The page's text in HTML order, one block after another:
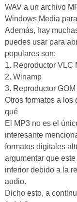
WAV a un archivo
Windows Media
Además, hay
puedes usar para
populares son:
1. Reproductor VLC
2. Winamp
3. Reproductor
Otros formatos a los
qué
El MP3 no es el
interesante
formatos digitales
argumentar que
inferior debido a la
audio.
Dicho esto, a